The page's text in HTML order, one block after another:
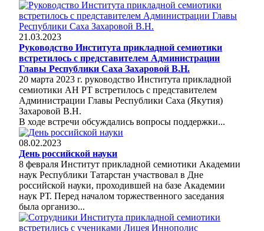
21.03.2023
Руководство Института прикладной семиотики
встретилось с представителем Администрации
Главы Республики Саха Захаровой В.Н.
20 марта 2023 г. руководство Института прикладной
семиотики АН РТ встретилось с представителем
Администрации Главы Республики Саха (Якутия)
Захаровой В.Н.
В ходе встречи обсуждались вопросы поддержки...
08.02.2023
День российской науки
8 февраля Институт прикладной семиотики Академии
наук Республики Татарстан участвовал в Дне
российской науки, проходившей на базе Академии
наук РТ. Перед началом торжественного заседания
была организо...